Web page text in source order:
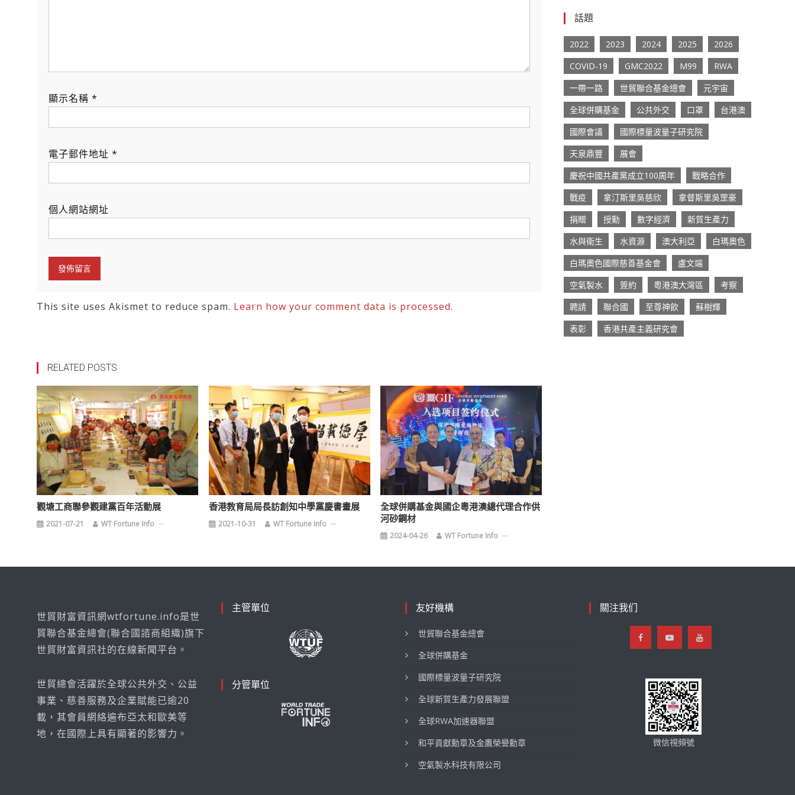
顯示名稱 *
電子郵件地址 *
個人網站網址
This site uses Akismet to reduce spam. Learn how your comment data is processed.
RELATED POSTS
觀塘工商聯參觀建黨百年活動展
2021-07-21 WT Fortune Info
香港教育局局長訪創知中學黨慶書畫展
2021-10-31 WT Fortune Info
全球併購基金與國企粵港澳總代理合作供
河砂鋼材
2024-04-26 WT Fortune Info
話題
2022 2023 2024 2025
2026
COVID-19
GMC2022 M99
RWA
一帶一路
世貿聯合基金總會
元宇宙
全球併購基金
公共外交 口罩
台港澳
國際會議
國際標量波量子研究院
天泉鼎豐
展會
慶祝中國共產黨成立100周年
戰略合作
戰疫
拿汀斯里吳慈欣
拿督斯里吳罡豪
捐贈
授勳 數字經濟
新質生產力
水與衛生
水資源 澳大利亞
白瑪奧色
白瑪奧色國際慈善基金會
盧文端
空氣製水
簽約 粵港澳大灣區
考察
聘請
聯合國 至尊神飲
蘇樹輝
表彰
香港共產主義研究會
世貿財富資訊網wtfortune.info是世
貿聯合基金總會(聯合國諮商組織)旗下
世貿財富資訊社的在線新聞平台。
世貿總會活躍於全球公共外交、公益
事業、慈善服務及企業賦能已逾20
載，其會員網絡遍布亞太和歐美等
地，在國際上具有顯著的影響力。
主管單位
分管單位
友好機構
世貿聯合基金總會
全球併購基金
國際標量波量子研究院
全球新質生產力發展聯盟
全球RWA加速器聯盟
和平貢獻勳章及金鷹榮譽勳章
空氣製水科技有限公司
關注我们
微信視頻號